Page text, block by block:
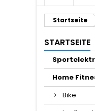
Startseite
STARTSEITE
Home
Bike